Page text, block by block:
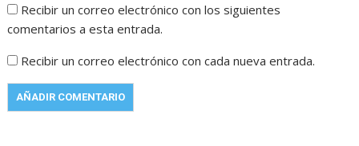
Recibir un correo electrónico con los siguientes
comentarios a esta entrada.
Recibir un correo electrónico con cada nueva entrada.